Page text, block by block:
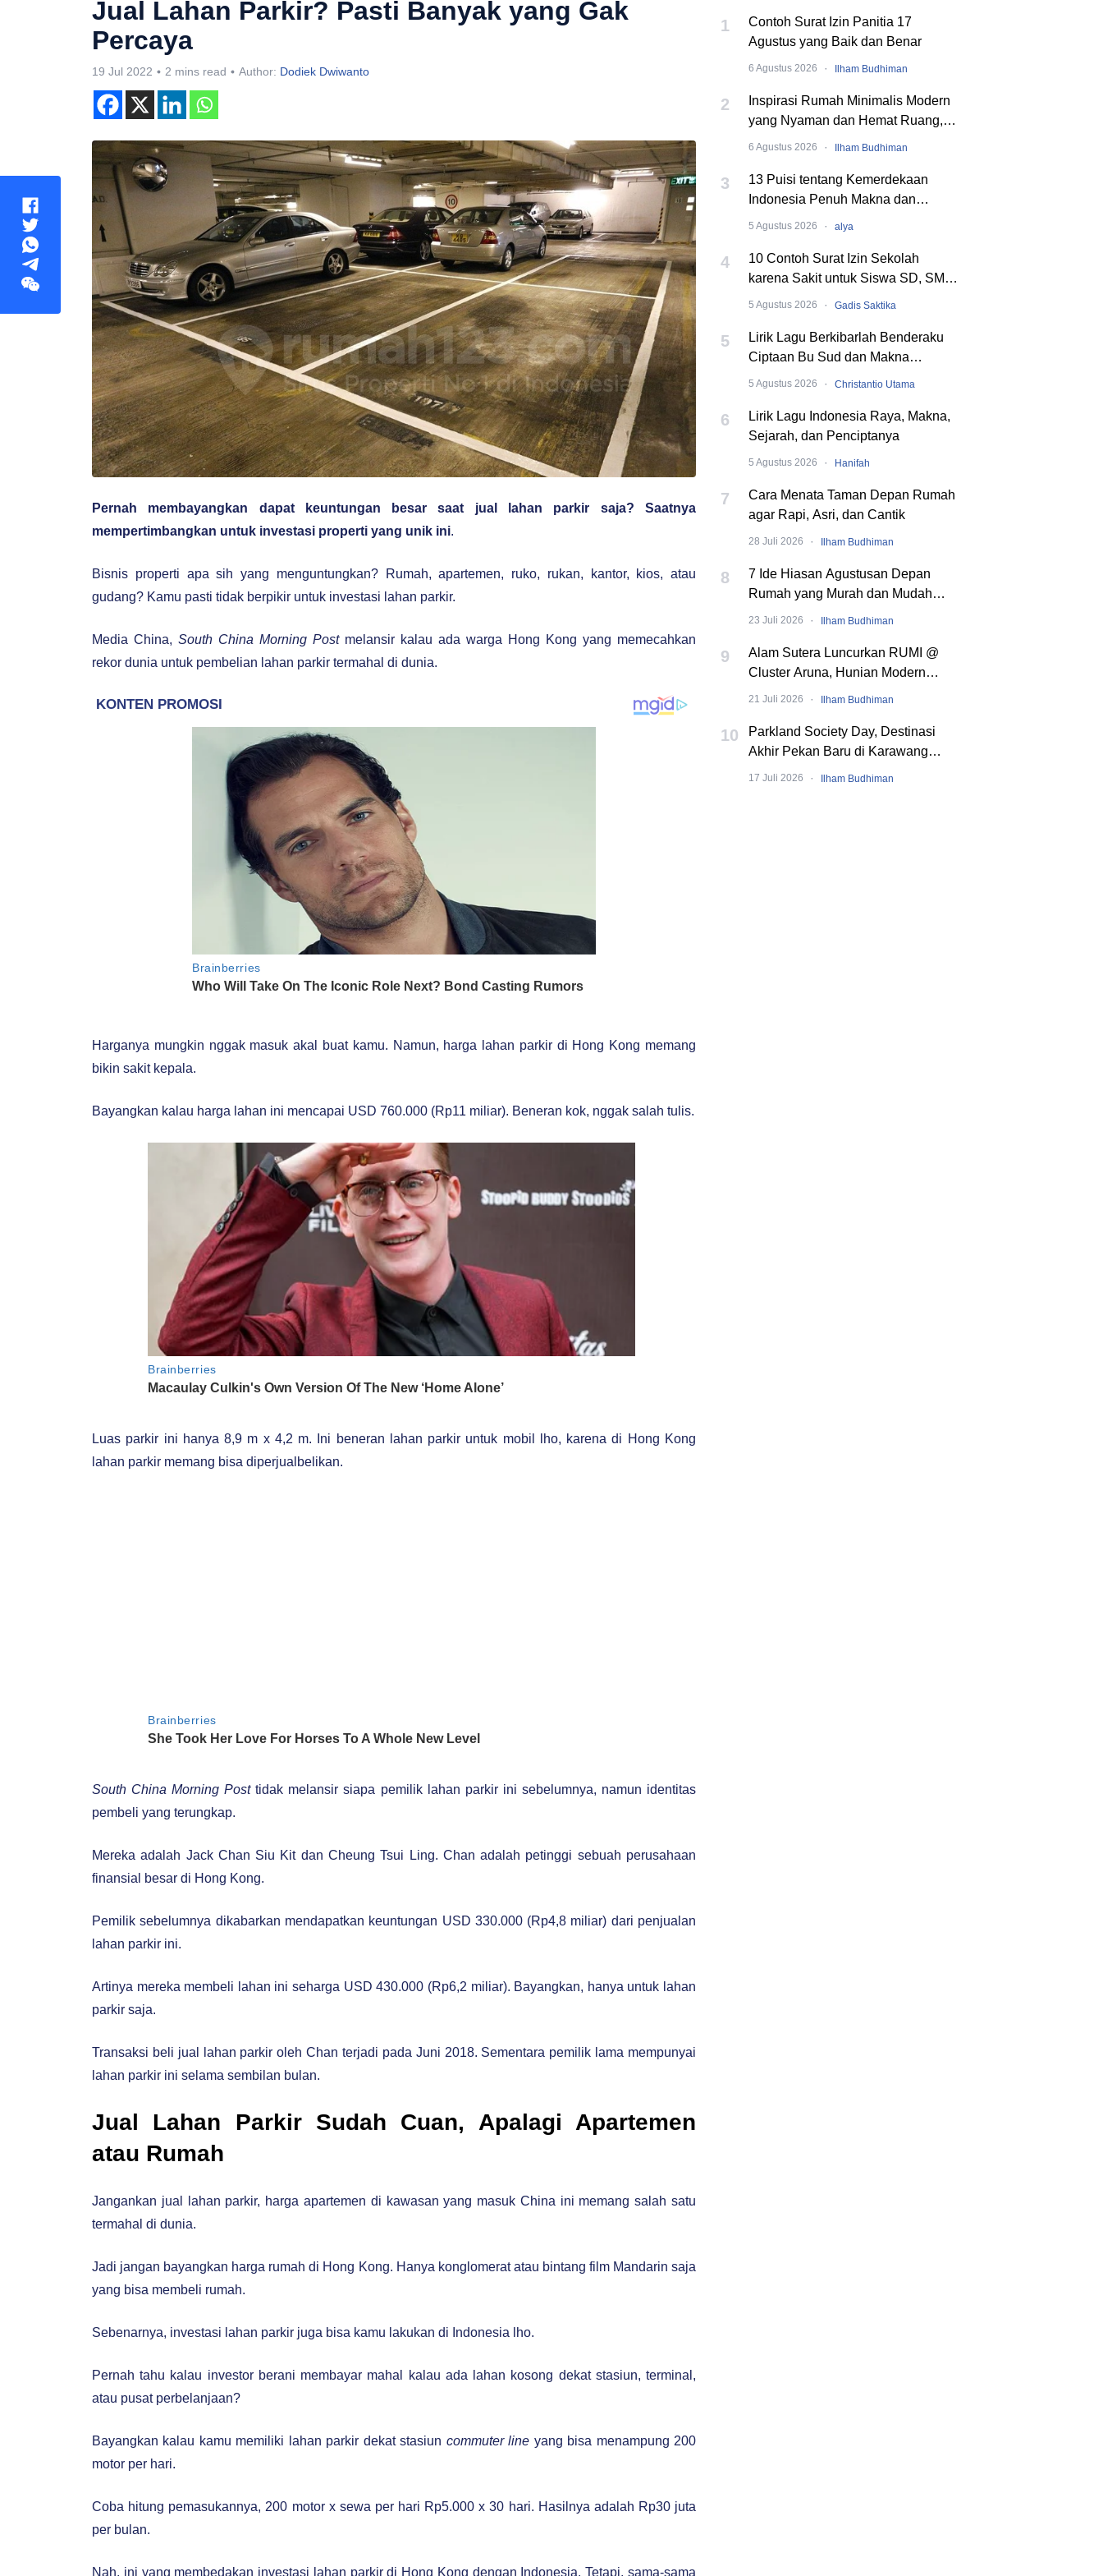
Jual Lahan Parkir? Pasti Banyak yang Gak
Percaya
19 Jul 2022 2 mins read Author: Dodiek Dwiwanto
1
Contoh Surat Izin Panitia 17
Agustus yang Baik dan Benar
6 Agustus 2026 · Ilham Budhiman
2
Inspirasi Rumah Minimalis Modern
yang Nyaman dan Hemat Ruang,
Begini Cara Merancangnya!
6 Agustus 2026 · Ilham Budhiman
3
13 Puisi tentang Kemerdekaan
Indonesia Penuh Makna dan
Menyentuh Hati
5 Agustus 2026 · alya
4
10 Contoh Surat Izin Sekolah
karena Sakit untuk Siswa SD, SMP,
hingga SMA
5 Agustus 2026 · Gadis Saktika
5
Lirik Lagu Berkibarlah Benderaku
Ciptaan Bu Sud dan Makna
Dibaliknya
5 Agustus 2026 · Christantio Utama
6
Lirik Lagu Indonesia Raya, Makna,
Sejarah, dan Penciptanya
5 Agustus 2026 · Hanifah
7
Cara Menata Taman Depan Rumah
agar Rapi, Asri, dan Cantik
28 Juli 2026 · Ilham Budhiman
8
7 Ide Hiasan Agustusan Depan
Rumah yang Murah dan Mudah
Dibuat
23 Juli 2026 · Ilham Budhiman
9
Alam Sutera Luncurkan RUMI @
Cluster Aruna, Hunian Modern
Tropical 2 Lantai di Downtown Alam
21 Juli 2026 · Ilham Budhiman
10
Parkland Society Day, Destinasi
Akhir Pekan Baru di Karawang
dengan Pengalaman Berbeda.
17 Juli 2026 · Ilham Budhiman
Pernah membayangkan dapat keuntungan besar saat jual lahan parkir saja? Saatnya
mempertimbangkan untuk investasi properti yang unik ini.
Bisnis properti apa sih yang menguntungkan? Rumah, apartemen, ruko, rukan, kantor, kios, atau
gudang? Kamu pasti tidak berpikir untuk investasi lahan parkir.
Media China, South China Morning Postmelansir kalau ada warga Hong Kong yang memecahkan
rekor dunia untuk pembelian lahan parkir termahal di dunia.
Harganya mungkin nggak masuk akal buat kamu. Namun, harga lahan parkir di Hong Kong memang
bikin sakit kepala.
Bayangkan kalau harga lahan ini mencapai USD 760.000 (Rp11 miliar). Beneran kok, nggak salah tulis.
Luas parkir ini hanya 8,9 m x 4,2 m. Ini beneran lahan parkir untuk mobil lho, karena di Hong Kong
lahan parkir memang bisa diperjualbelikan.
South China Morning Posttidak melansir siapa pemilik lahan parkir ini sebelumnya, namun identitas
pembeli yang terungkap.
Mereka adalah Jack Chan Siu Kit dan Cheung Tsui Ling. Chan adalah petinggi sebuah perusahaan
finansial besar di Hong Kong.
Pemilik sebelumnya dikabarkan mendapatkan keuntungan USD 330.000 (Rp4,8 miliar) dari penjualan
lahan parkir ini.
Artinya mereka membeli lahan ini seharga USD 430.000 (Rp6,2 miliar). Bayangkan, hanya untuk lahan
parkir saja.
Transaksi beli jual lahan parkir oleh Chan terjadi pada Juni 2018. Sementara pemilik lama mempunyai
lahan parkir ini selama sembilan bulan.
Jual Lahan Parkir Sudah Cuan, Apalagi Apartemen
atau Rumah
Jangankan jual lahan parkir, harga apartemen di kawasan yang masuk China ini memang salah satu
termahal di dunia.
Jadi jangan bayangkan harga rumah di Hong Kong. Hanya konglomerat atau bintang film Mandarin saja
yang bisa membeli rumah.
Sebenarnya, investasi lahan parkir juga bisa kamu lakukan di Indonesia lho.
Pernah tahu kalau investor berani membayar mahal kalau ada lahan kosong dekat stasiun, terminal,
atau pusat perbelanjaan?
Bayangkan kalau kamu memiliki lahan parkir dekat stasiun commuter line yang bisa menampung 200
motor per hari.
Coba hitung pemasukannya, 200 motor x sewa per hari Rp5.000 x 30 hari. Hasilnya adalah Rp30 juta
per bulan.
Nah, ini yang membedakan investasi lahan parkir di Hong Kong dengan Indonesia. Tetapi, sama-sama